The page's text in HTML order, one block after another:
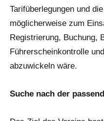
Tarifüberlegungen und
möglicherweise zum
Registrierung, Buchung,
Führerscheinkontrolle
abzuwickeln wäre.
Suche nach der